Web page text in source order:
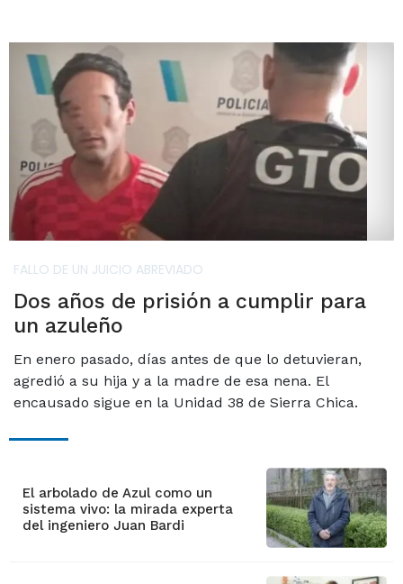
FALLO DE UN JUICIO ABREVIADO
Dos años de prisión a cumplir para
un azuleño
En enero pasado, días antes de que lo detuvieran,
agredió a su hija y a la madre de esa nena. El
encausado sigue en la Unidad 38 de Sierra Chica.
El arbolado de Azul como un
sistema vivo: la mirada experta
del ingeniero Juan Bardi